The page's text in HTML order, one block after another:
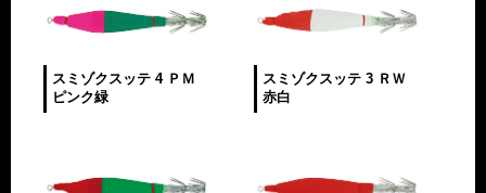
スミゾクスッテ 4 ＰＭ
ピンク緑
スミゾクスッテ 3 ＲＷ
赤白